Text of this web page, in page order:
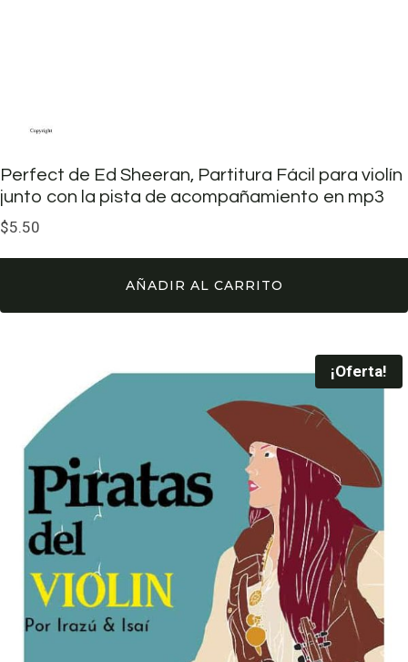
Perfect de Ed Sheeran, Partitura Fácil para violín
junto con la pista de acompañamiento en mp3
$5.50
AÑADIR AL CARRITO
¡Oferta!